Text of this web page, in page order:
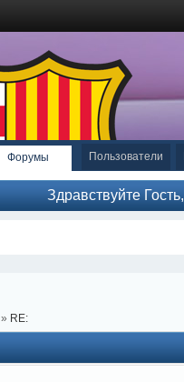
Форумы Пользователи
Здравствуйте
» RE: